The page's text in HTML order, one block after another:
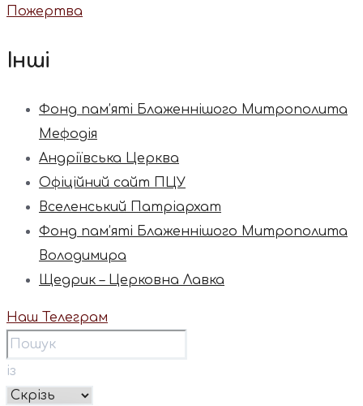
Пожертва
Інші
Фонд пам’яті Блаженнішого Митрополита
Мефодія
Андріївська Церква
Офіційний сайт ПЦУ
Вселенський Патріархат
Фонд пам’яті Блаженнішого Митрополита
Володимира
Щедрик – Церковна Лавка
Наш Телеграм
із